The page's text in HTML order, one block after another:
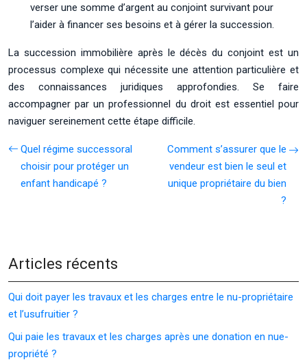
verser une somme d’argent au conjoint survivant pour
l’aider à financer ses besoins et à gérer la succession.
La succession immobilière après le décès du conjoint est un
processus complexe qui nécessite une attention particulière et
des connaissances juridiques approfondies. Se faire
accompagner par un professionnel du droit est essentiel pour
naviguer sereinement cette étape difficile.
Quel régime successoral
choisir pour protéger un
enfant handicapé ?
Comment s’assurer que le
vendeur est bien le seul et
unique propriétaire du bien
?
Articles récents
Qui doit payer les travaux et les charges entre le nu-propriétaire
et l’usufruitier ?
Qui paie les travaux et les charges après une donation en nue-
propriété ?